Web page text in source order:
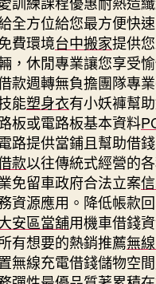
全方位給您最方便快
費環境台中搬家提供
，休閒專業讓您享受
款週轉無負擔團隊專
能塑身衣有小妖褲幫
板或電路板基本資料
路提供當鋪且幫助借
款以往傳統式經營的
免留車政府合法立案
資源應用。降低帳款
安區當舖用機車借錢
有想要的熱銷推薦無
無線充電借錢儲物空